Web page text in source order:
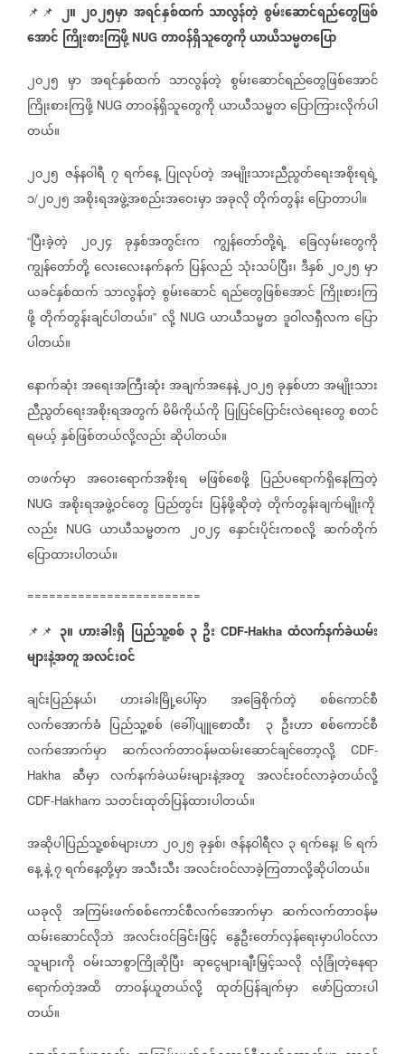
📌📌 ၂။ ၂၀၂၅မှာ အရင်နှစ်ထက် သာလွန်တဲ့ စွမ်းဆောင်ရည်တွေဖြစ်
အောင် ကြိုးစားကြဖို့ NUG တာဝန်ရှိသူတွေကိုယာယီသမ္မတပြော
၂၀၂၅ မှာ အရင်နှစ်ထက် သာလွန်တဲ့ စွမ်းဆောင်ရည်တွေဖြစ်အောင်
ကြိုးစားကြဖို့ NUG တာဝန်ရှိသူတွေကိုယာယီသမ္မတပြောကြားလိုက်ပါ
တယ်။
၂၀၂၅ ဇန်နဝါရီ ၇ ရက်နေ့ ပြုလုပ်တဲ့ အမျိုးသားညီညွတ်ရေးအစိုးရရဲ့
၁/၂၀၂၅အစိုးရအဖွဲ့အစည်းအဝေးမှာအခုလိုတိုက်တွန်းပြောတာပါ။
“ပြီးခဲ့တဲ့ ၂၀၂၄ ခုနှစ်အတွင်းက ကျွန်တော်တို့ရဲ့ ခြေလှမ်းတွေကို
ကျွန်တော်တို့လေးလေးနက်နက် ပြန်လည် သုံးသပ်ပြီး၊ ဒီနှစ် ၂၀၂၅ မှာ
ယခင်နှစ်ထက် သာလွန်တဲ့ စွမ်းဆောင် ရည်တွေဖြစ်အောင် ကြိုးစားကြ
ဖို့တိုက်တွန်းချင်ပါတယ်။” လို့ NUGယာယီသမ္မတ ဒူဝါလရှီလက ပြော
ပါတယ်။
နောက်ဆုံးအရေးအကြီးဆုံးအချက်အနေနဲ့၂၀၂၅ခုနှစ်ဟာအမျိုးသား
ညီညွတ်ရေးအစိုးရအတွက်မိမိကိုယ်ကို ပြုပြင်ပြောင်းလဲရေးတွေစတင်
ရမယ့်နှစ်ဖြစ်တယ်လို့လည်းဆိုပါတယ်။
တဖက်မှာ အဝေးရောက်အစိုးရ မဖြစ်စေဖို့ ပြည်ပရောက်ရှိနေကြတဲ့
NUG အစိုးရအဖွဲ့ဝင်တွေ ပြည်တွင်း ပြန်ဖို့ဆိုတဲ့ တိုက်တွန်းချက်မျိုးကို
လည်း NUGယာယီသမ္မတက ၂၀၂၄ နှောင်းပိုင်းကစလို့ ဆက်တိုက်
ပြောထားပါတယ်။
========================
📌📌 ၃။ ဟားခါးရှိ ပြည်သူ့စစ် ၃ ဦး CDF-Hakhaထံလက်နက်ခဲယမ်း
များနဲ့အတူအလင်းဝင်
ချင်းပြည်နယ်၊
ဟားခါးမြို့ပေါ်မှာ အခြေစိုက်တဲ့
စစ်ကောင်စီ
လက်အောက်ခံ ပြည်သူ့စစ် (ခေါ်)ပျူစောထီး ၃ ဦးဟာ စစ်ကောင်စီ
လက်အောက်မှာ
ဆက်လက်တာဝန်မထမ်းဆောင်ချင်တော့လို့ CDF-
Hakha ဆီမှာ လက်နက်ခဲယမ်းများနဲ့အတူ အလင်းဝင်လာခဲ့တယ်လို့
CDF-Hakhaက သတင်းထုတ်ပြန်ထားပါတယ်။
အဆိုပါပြည်သူ့စစ်များဟာ၂၀၂၅ ခုနှစ်၊ ဇန်နဝါရီလ ၃ရက်နေ့၊ ၆ရက်
နေ့နဲ့၇ရက်နေ့တို့မှာအသီးသီးအလင်းဝင်လာခဲ့ကြတာလို့ဆိုပါတယ်။
ယခုလို အကြမ်းဖက်စစ်ကောင်စီလက်အောက်မှာ ဆက်လက်တာဝန်မ
ထမ်းဆောင်လိုဘဲ အလင်းဝင်ခြင်းဖြင့် နွေဦးတော်လှန်ရေးမှာပါဝင်လာ
သူများကို ဝမ်းသာစွာကြိုဆိုပြီး ဆုငွေများချီးမြှင့်သလို လုံခြုံတဲ့နေရာ
ရောက်တဲ့အထိ တာဝန်ယူတယ်လို့ ထုတ်ပြန်ချက်မှာ ဖော်ပြထားပါ
တယ်။